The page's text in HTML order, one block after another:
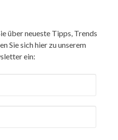
über neueste Tipps, Trends
Sie sich hier zu unserem
ein: